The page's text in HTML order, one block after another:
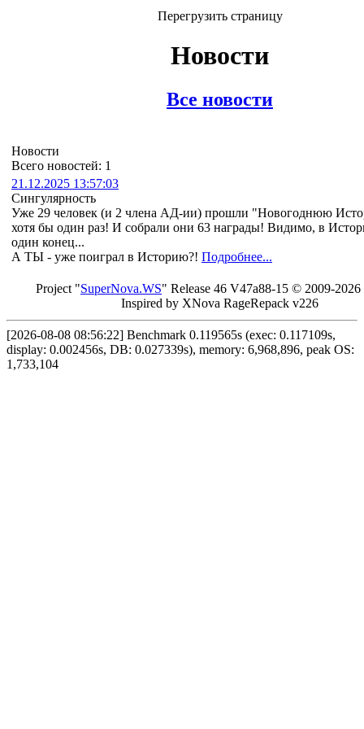
Перегрузить страницу
Новости
Все новости
Новости
Всего новостей: 1
21.12.2025 13:57:03
Сингулярность
Уже 29 человек (и 2 члена АД-ии) прошли "Новогоднюю
хотя бы один раз! И собрали они 63 награды! Видимо, в
один конец...
А ТЫ - уже поиграл в Историю?! Подробнее...
Project "SuperNova.WS" Release 46 V47a88-15 © 2009-2026
Inspired by XNova RageRepack v226
[2026-08-08 08:56:22] Benchmark 0.119565s (exec: 0.117109s,
display: 0.002456s, DB: 0.027339s), memory: 6,968,896, peak OS:
1,733,104